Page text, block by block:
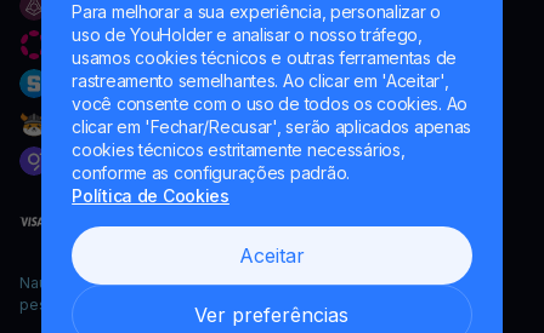
Para melhorar a sua experiência, personalizar o
uso de YouHolder e analisar o nosso tráfego,
usamos cookies técnicos e outras ferramentas de
rastreamento semelhantes. Ao clicar em 'Aceitar',
você consente com o uso de todos os cookies. Ao
clicar em 'Fechar/Recusar', serão aplicados apenas
cookies técnicos estritamente necessários,
conforme as configurações padrão.
Política de Cookies
Aceitar
Ver preferências
Naumard LTD. – apenas para fins de desenvolvimento de TI,
pesquisa e marketing